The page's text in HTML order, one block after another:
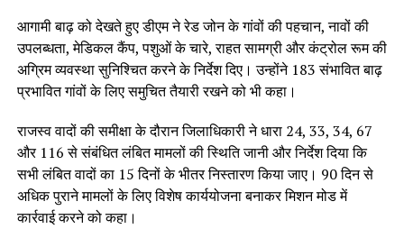
आगामी बाढ़ को देखते हुए डीएम ने रेड जोन के गांवों की पहचान, नावों की
उपलब्धता, मेडिकल कैंप, पशुओं के चारे, राहत सामग्री और कंट्रोल रूम की
अग्रिम व्यवस्था सुनिश्चित करने के निर्देश दिए। उन्होंने 183 संभावित बाढ़
प्रभावित गांवों के लिए समुचित तैयारी रखने को भी कहा।
राजस्व वादों की समीक्षा के दौरान जिलाधिकारी ने धारा 24, 33, 34, 67
और 116 से संबंधित लंबित मामलों की स्थिति जानी और निर्देश दिया कि
सभी लंबित वादों का 15 दिनों के भीतर निस्तारण किया जाए। 90 दिन से
अधिक पुराने मामलों के लिए विशेष कार्ययोजना बनाकर मिशन मोड में
कार्रवाई करने को कहा।